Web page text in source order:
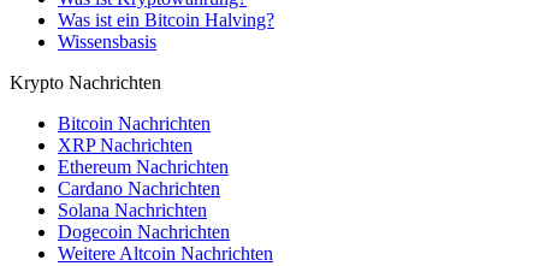
Was ist ein Bitcoin Halving?
Wissensbasis
Krypto Nachrichten
Bitcoin Nachrichten
XRP Nachrichten
Ethereum Nachrichten
Cardano Nachrichten
Solana Nachrichten
Dogecoin Nachrichten
Weitere Altcoin Nachrichten